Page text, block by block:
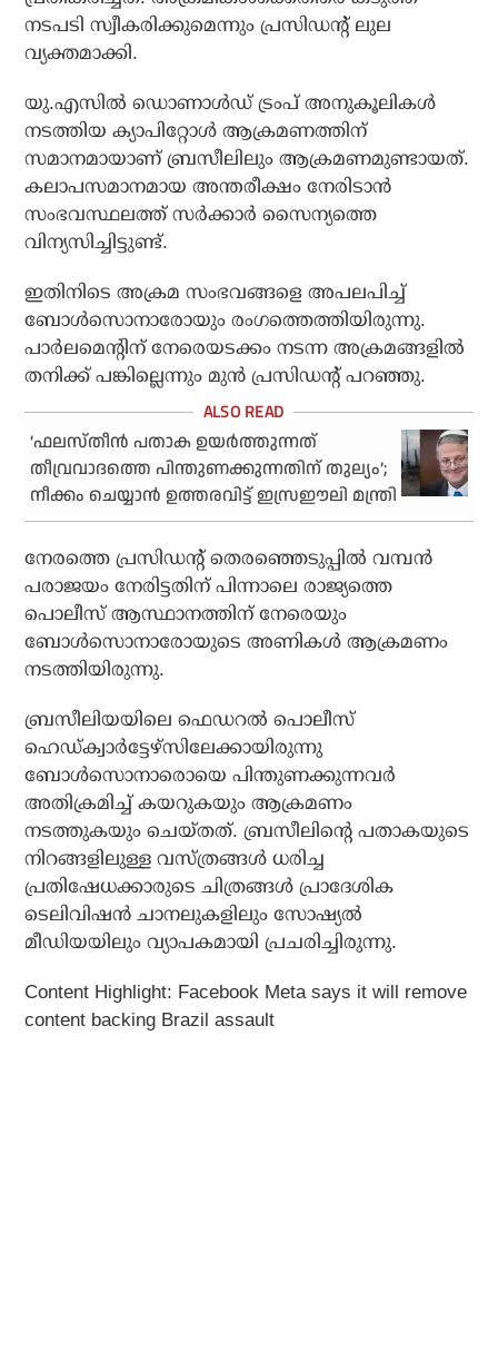
നടപടി സ്വീകരിക്കുമെന്നും പ്രസിഡന്റ് ലുല
വ്യക്തമാക്കി.
യു.എസില്‍ ഡൊണാള്‍ഡ് ട്രംപ് അനുകൂലികള്‍
നടത്തിയ ക്യാപിറ്റോള്‍ ആക്രമണത്തിന്
സമാനമായാണ് ബ്രസീലിലും ആക്രമണമുണ്ടായത്.
കലാപസമാനമായ അന്തരീക്ഷം നേരിടാന്‍
സംഭവസ്ഥലത്ത് സര്‍ക്കാര്‍ സൈന്യത്തെ
വിന്യസിച്ചിട്ടുണ്ട്.
ഇതിനിടെ അക്രമ സംഭവങ്ങളെ അപലപിച്ച്
ബോള്‍സൊനാരോയും രംഗത്തെത്തിയിരുന്നു.
പാര്‍ലമെന്റിന് നേരെയടക്കം നടന്ന അക്രമങ്ങളില്‍
തനിക്ക് പങ്കില്ലെന്നും മുന്‍ പ്രസിഡന്റ് പറഞ്ഞു.
‘ഫലസ്തീന്‍ പതാക ഉയര്‍ത്തുന്നത്
തീവ്രവാദത്തെ പിന്തുണക്കുന്നതിന് തുല്യം’;
നീക്കം ചെയ്യാന്‍ ഉത്തരവിട്ട് ഇസ്രഈലി മന്ത്രി
നേരത്തെ പ്രസിഡന്റ് തെരഞ്ഞെടുപ്പില്‍ വമ്പന്‍
പരാജയം നേരിട്ടതിന് പിന്നാലെ രാജ്യത്തെ
പൊലീസ് ആസ്ഥാനത്തിന് നേരെയും
ബോള്‍സൊനാരോയുടെ അണികള്‍ ആക്രമണം
നടത്തിയിരുന്നു.
ബ്രസീലിയയിലെ ഫെഡറല്‍ പൊലീസ്
ഹെഡ്ക്വാര്‍ട്ടേഴ്‌സിലേക്കായിരുന്നു
ബോള്‍സൊനാരൊയെ പിന്തുണക്കുന്നവര്‍
അതിക്രമിച്ച് കയറുകയും ആക്രമണം
നടത്തുകയും ചെയ്തത്. ബ്രസീലിന്റെ പതാകയുടെ
നിറങ്ങളിലുള്ള വസ്ത്രങ്ങള്‍ ധരിച്ച
പ്രതിഷേധക്കാരുടെ ചിത്രങ്ങള്‍ പ്രാദേശിക
ടെലിവിഷന്‍ ചാനലുകളിലും സോഷ്യല്‍
മീഡിയയിലും വ്യാപകമായി പ്രചരിച്ചിരുന്നു.
Content Highlight: Facebook Meta says it will remove
content backing Brazil assault